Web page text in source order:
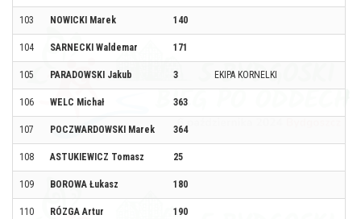
103 NOWICKI Marek 140
104 SARNECKI Waldemar 171
105 PARADOWSKI Jakub 3 EKIPA KORNELKI
106 WELC Michał 363
107 POCZWARDOWSKI Marek 364
108 ASTUKIEWICZ Tomasz 25
109 BOROWA Łukasz 180
110 RÓZGA Artur 190